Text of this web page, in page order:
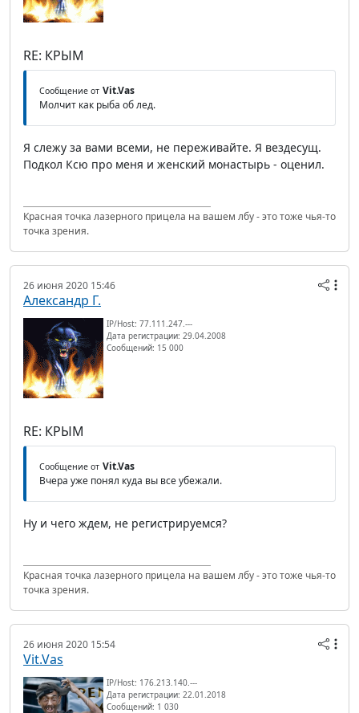
RE: КРЫМ
Сообщение от Vit.Vas
Молчит как рыба об лед.
Я слежу за вами всеми, не переживайте. Я вездесущ.
Подкол Ксю про меня и женский монастырь - оценил.
Красная точка лазерного прицела на вашем лбу - это тоже чья-то
точка зрения.
26 июня 2020 15:46
Александр Г.
IP/Host: 77.111.247.---
Дата регистрации: 29.04.2008
Сообщений: 15 000
RE: КРЫМ
Сообщение от Vit.Vas
Вчера уже понял куда вы все убежали.
Ну и чего ждем, не регистрируемся?
Красная точка лазерного прицела на вашем лбу - это тоже чья-то
точка зрения.
26 июня 2020 15:54
Vit.Vas
IP/Host: 176.213.140.---
Дата регистрации: 22.01.2018
Сообщений: 1 030